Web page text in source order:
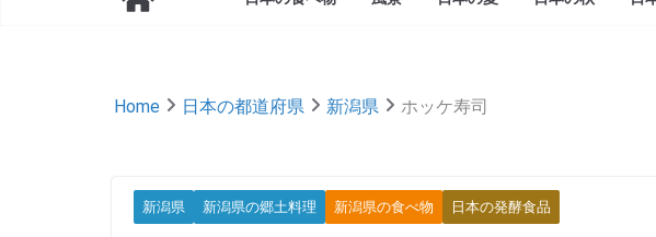
Home 日本の都道府県 新潟県 ホッケ寿司
新潟県 新潟県の郷土料理 新潟県の食べ物 日本の発酵食品